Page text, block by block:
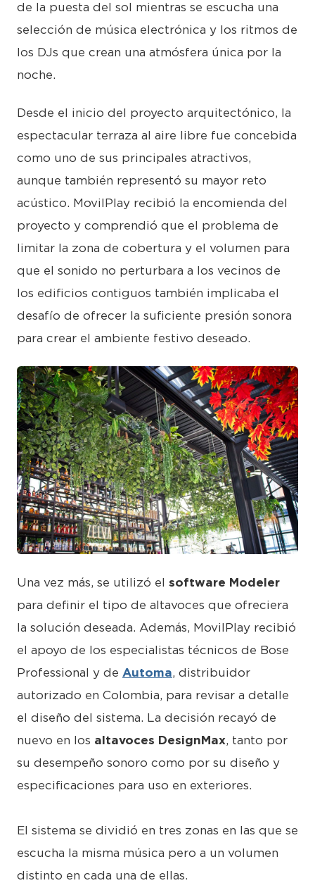
de la puesta del sol mientras se escucha una
selección de música electrónica y los ritmos de
los DJs que crean una atmósfera única por la
noche.
Desde el inicio del proyecto arquitectónico, la
espectacular terraza al aire libre fue concebida
como uno de sus principales atractivos,
aunque también representó su mayor reto
acústico. MovilPlay recibió la encomienda del
proyecto y comprendió que el problema de
limitar la zona de cobertura y el volumen para
que el sonido no perturbara a los vecinos de
los edificios contiguos también implicaba el
desafío de ofrecer la suficiente presión sonora
para crear el ambiente festivo deseado.
JPG
Una vez más, se utilizó el software Modeler
para definir el tipo de altavoces que ofreciera
la solución deseada. Además, MovilPlay recibió
el apoyo de los especialistas técnicos de Bose
Professional y de Automa, distribuidor
autorizado en Colombia, para revisar a detalle
el diseño del sistema. La decisión recayó de
nuevo en los altavoces DesignMax, tanto por
su desempeño sonoro como por su diseño y
especificaciones para uso en exteriores.
El sistema se dividió en tres zonas en las que se
escucha la misma música pero a un volumen
distinto en cada una de ellas.